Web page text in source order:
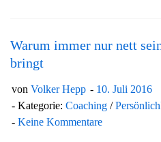
Warum immer nur nett
bringt
von Volker Hepp
10. Juli 2016
Kategorie: Coaching /
Keine Kommentare